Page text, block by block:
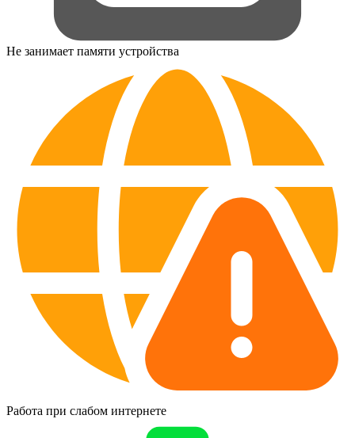
Не занимает памяти устройства
Работа при слабом интернете